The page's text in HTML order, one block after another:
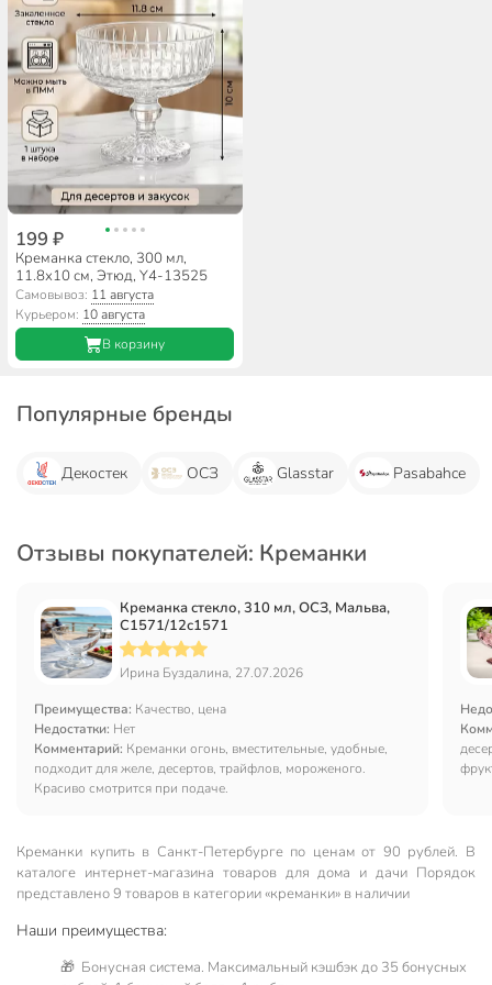
199 ₽
Креманка стекло, 300 мл,
11.8х10 см, Этюд, Y4-13525
Самовывоз: 11 августа
Курьером: 10 августа
В корзину
Популярные бренды
Декостек ОСЗ Glasstar Pasabahce
Отзывы покупателей: Креманки
Креманка стекло, 310 мл, ОСЗ, Мальва,
С1571/12с1571
Ирина Буздалина, 27.07.2026
Преимущества: Качество, цена
Недостатки: Нет
Комментарий: Креманки огонь, вместительные, удобные,
подходит для желе, десертов, трайфлов, мороженого.
Красиво смотрится при подаче.
Креманки купить в Санкт-Петербургe по ценам от 90 рублей. В
каталоге интернет-магазина товаров для дома и дачи Порядок
представлено 9 товаров в категории «креманки» в наличии
Наши преимущества:
🎁 Бонусная система. Максимальный кэшбэк до 35 бонусных